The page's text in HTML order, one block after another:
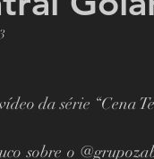
Mostra O amor, a
da série “Cena
sobre o